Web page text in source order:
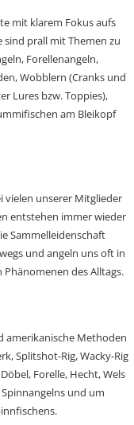
mit klarem Fokus aufs
sind prall mit Themen zu
Forellenangeln,
Wobblern (Cranks und
Lures bzw. Toppies),
am Bleikopf
vielen unserer Mitglieder
entstehen immer wieder
Sammelleidenschaft
und angeln uns oft in
des Alltags.
amerikanische Methoden
Splitshot-Rig, Wacky-Rig
Forelle, Hecht, Wels
und um